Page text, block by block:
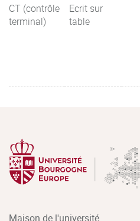
CT (contrôle
terminal)
Ecrit sur
table
Maison de l'université